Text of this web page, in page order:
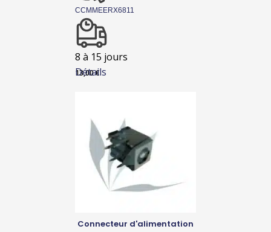
Détails
CCMMEERX6811
8 à 15 jours
13,00€
Connecteur d'alimentation